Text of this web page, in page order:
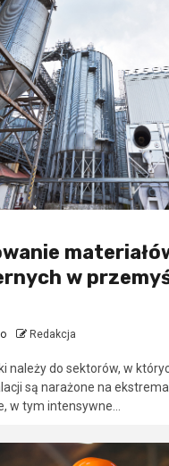
w
Redakcja
należy do sektorów, w
są narażone na
w tym intensywne...